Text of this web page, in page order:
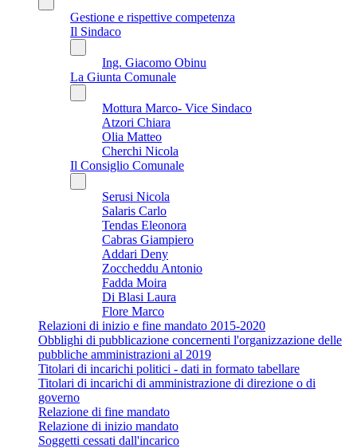
Gestione e rispettive competenza
Il Sindaco
Ing. Giacomo Obinu
La Giunta Comunale
Mottura Marco- Vice Sindaco
Atzori Chiara
Olia Matteo
Cherchi Nicola
Il Consiglio Comunale
Serusi Nicola
Salaris Carlo
Tendas Eleonora
Cabras Giampiero
Addari Deny
Zoccheddu Antonio
Fadda Moira
Di Blasi Laura
Flore Marco
Relazioni di inizio e fine mandato 2015-2020
Obblighi di pubblicazione concernenti l'organizzazione delle
pubbliche amministrazioni al 2019
Titolari di incarichi politici - dati in formato tabellare
Titolari di incarichi di amministrazione di direzione o di
governo
Relazione di fine mandato
Relazione di inizio mandato
Soggetti cessati dall'incarico